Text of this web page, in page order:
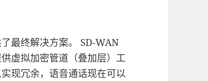
最终解决方案。 SD-WAN
虚拟加密管道（叠加层）工
现冗余，语音通话现在可以